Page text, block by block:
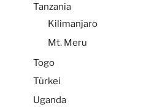
Tanzania
Kilimanjaro
Mt. Meru
Togo
Türkei
Uganda